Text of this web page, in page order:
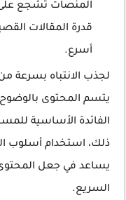
المنصات تشجع على
قدرة المقالات
أسرع.
لجذب الانتباه بسرعة
يتسم المحتوى بالوضوح
الفائدة الأساسية
ذلك، استخدام أسلوب
يساعد في جعل المحتوى
السريع.